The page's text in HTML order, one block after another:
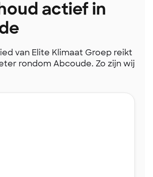
actief in
van Elite Klimaat Groep reikt
rondom Abcoude. Zo zijn wij